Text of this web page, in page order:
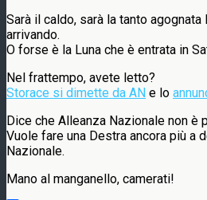
Sarà il caldo, sarà la tanto
arrivando.
O forse è la Luna che è entrata in
Nel frattempo, avete letto?
Storace si dimette da AN e lo
Dice che Alleanza Nazionale non è
Vuole fare una Destra ancora più a
Nazionale.
Mano al manganello, camerati!